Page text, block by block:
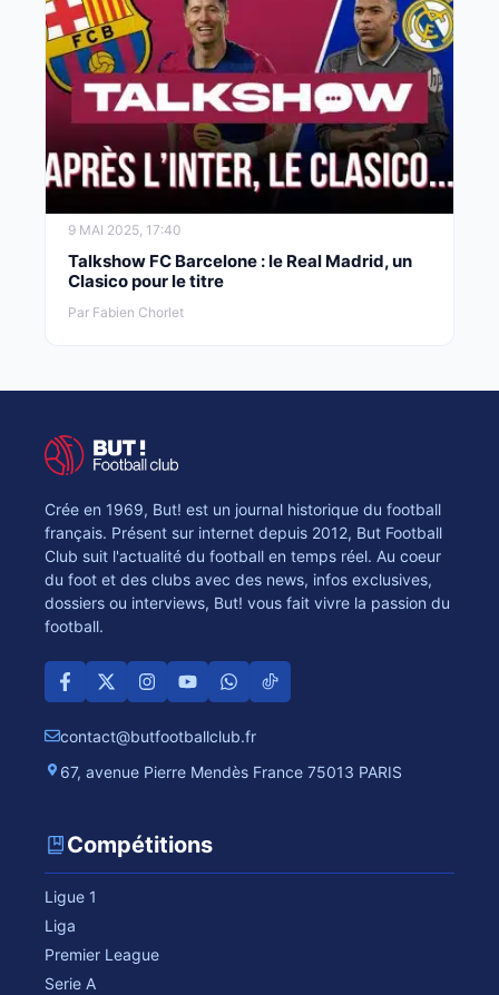
9 MAI 2025, 17:40
Talkshow FC Barcelone : le Real Madrid, un
Clasico pour le titre
Par Fabien Chorlet
Crée en 1969, But! est un journal historique du football
français. Présent sur internet depuis 2012, But Football
Club suit l'actualité du football en temps réel. Au coeur
du foot et des clubs avec des news, infos exclusives,
dossiers ou interviews, But! vous fait vivre la passion du
football.
contact@butfootballclub.fr
67, avenue Pierre Mendès France 75013 PARIS
Compétitions
Ligue 1
Liga
Premier League
Serie A